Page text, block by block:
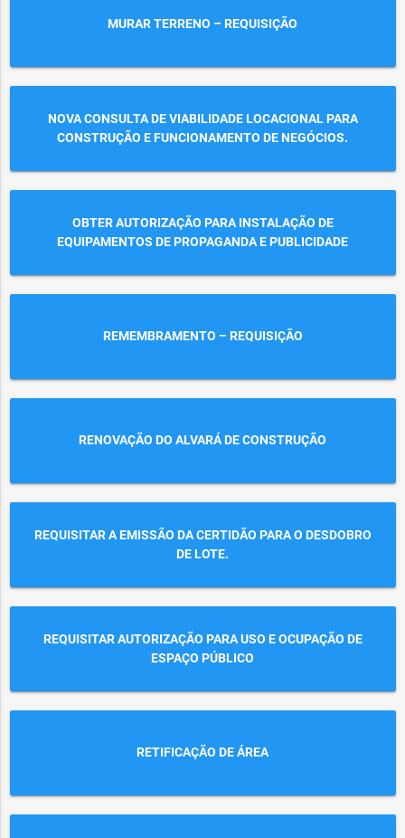
MURAR TERRENO – REQUISIÇÃO
NOVA CONSULTA DE VIABILIDADE LOCACIONAL PARA
CONSTRUÇÃO E FUNCIONAMENTO DE NEGÓCIOS.
OBTER AUTORIZAÇÃO PARA INSTALAÇÃO DE
EQUIPAMENTOS DE PROPAGANDA E PUBLICIDADE
REMEMBRAMENTO – REQUISIÇÃO
RENOVAÇÃO DO ALVARÁ DE CONSTRUÇÃO
REQUISITAR A EMISSÃO DA CERTIDÃO PARA O DESDOBRO
DE LOTE.
REQUISITAR AUTORIZAÇÃO PARA USO E OCUPAÇÃO DE
ESPAÇO PÚBLICO
RETIFICAÇÃO DE ÁREA